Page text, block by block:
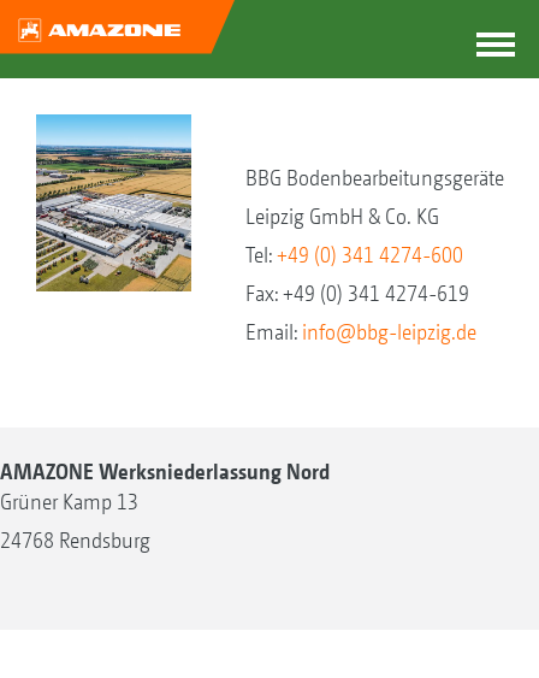
BBG Bodenbearbeitungsgeräte
Leipzig GmbH & Co. KG
Tel:+49 (0) 341 4274-600
Fax: +49 (0) 341 4274-619
Email: info@bbg-leipzig.de
AMAZONE Werksniederlassung Nord
Grüner Kamp 13
24768 Rendsburg